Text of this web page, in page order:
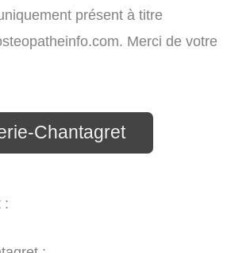
présent à titre
Merci de votre
Chantagret
: